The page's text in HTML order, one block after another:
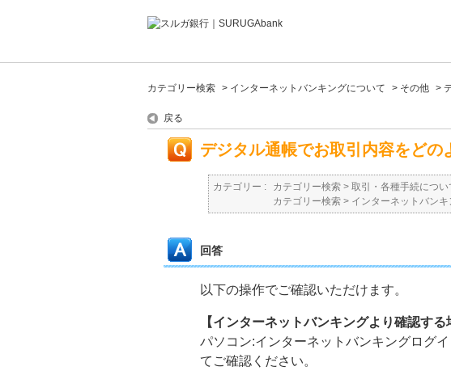
カテゴリー検索 > インターネットバンキングについて > その他 >
戻る
デジタル通帳でお取引内容をどの
カテゴリー : カテゴリー検索 > 取引・各種手続につい
カテゴリー検索 > インターネットバン
回答
以下の操作でご確認いただけます。
【インターネットバンキングより確認する
パソコン:インターネットバンキングログ
てご確認ください。